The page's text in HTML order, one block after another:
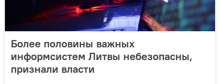
Более половины важных
информсистем Литвы небезопасны,
признали власти